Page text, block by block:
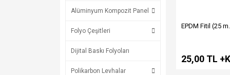
Alüminyum Kompozit Panel
Folyo Çeşitleri
Dijital Baskı Folyoları
Polikarbon Levhalar
EPDM Fitil (25
25,00 TL